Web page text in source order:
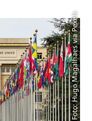
Foto: Hugo Magalhaes via Pexels